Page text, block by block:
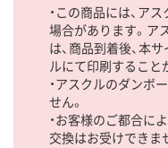
・この商品には、ア
場合があります。ア
は、商品到着後、本
ルにて印刷すること
・アスクルのダンボ
せん。
・お客様のご都合に
交換はお受けできま